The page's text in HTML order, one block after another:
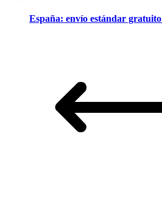
España: envío estándar gratuito